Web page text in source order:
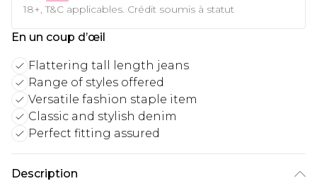
18+, T&C applicables. Crédit soumis à statut
En un coup d’œil
Flattering tall length jeans
Range of styles offered
Versatile fashion staple item
Classic and stylish denim
Perfect fitting assured
Description